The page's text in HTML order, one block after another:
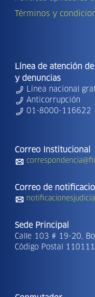
Términos y
Línea de atención
y denuncias
Línea nacional
Anticorrupción
01-8000-116622
Correo Institucional
Correo de
Sede Principal
Calle 103 # 19-20,
Código Postal 110111